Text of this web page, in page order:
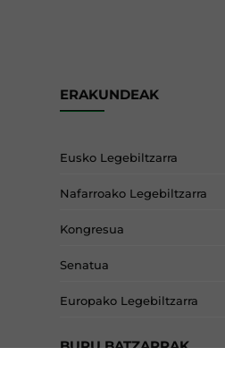
ERAKUNDEAK
Eusko Legebiltzarra
Nafarroako Legebiltzarra
Kongresua
Senatua
Europako Legebiltzarra
BURU BATZARRAK